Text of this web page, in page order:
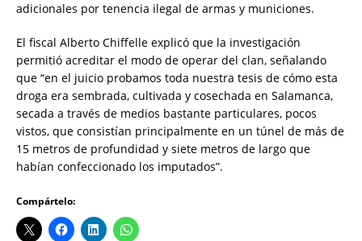
adicionales por tenencia ilegal de armas y municiones.
El fiscal Alberto Chiffelle explicó que la investigación
permitió acreditar el modo de operar del clan, señalando
que “en el juicio probamos toda nuestra tesis de cómo esta
droga era sembrada, cultivada y cosechada en Salamanca,
secada a través de medios bastante particulares, pocos
vistos, que consistían principalmente en un túnel de más de
15 metros de profundidad y siete metros de largo que
habían confeccionado los imputados”.
Compártelo: